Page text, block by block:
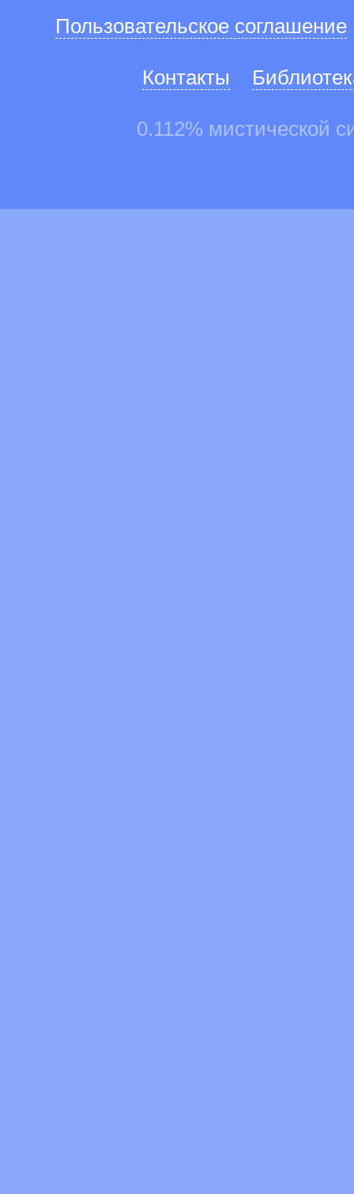
Пользовательское соглашение
Контакты
0.112% мистической